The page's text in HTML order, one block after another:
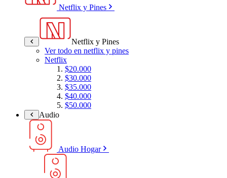
Netflix y Pines
Netflix y Pines
Ver todo en netflix y pines
Netflix
$20.000
$30.000
$35.000
$40.000
$50.000
Audio
Audio Hogar